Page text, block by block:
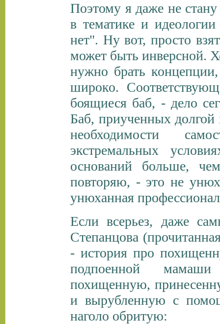
Поэтому я даже не
в тематике и
нет". Ну вот, просто
может быть инверсной.
нужно брать
широко.
боящиеся баб, - дело
Баб, приученных
необходимости
экстремальных
оснований больше,
повторяю, - это не
унюханная
Если всерьез, даже
Степанцова
- история про
подпоенной мамаши
похищенную,
и вырубленную с
наголо обритую: